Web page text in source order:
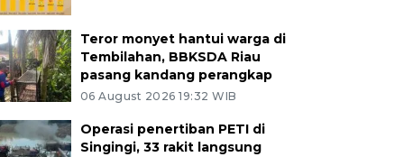
Teror monyet hantui warga di
Tembilahan, BBKSDA Riau
pasang kandang perangkap
06 August 2026 19:32 WIB
Operasi penertiban PETI di
Singingi, 33 rakit langsung